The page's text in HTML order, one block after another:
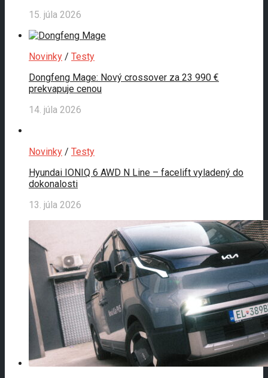
15. júla 2026
Novinky / Testy
Dongfeng Mage: Nový crossover za 23 990 €
prekvapuje cenou
14. júla 2026
Novinky / Testy
Hyundai IONIQ 6 AWD N Line – facelift vyladený do
dokonalosti
13. júla 2026